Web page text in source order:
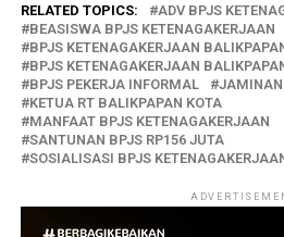
RELATED TOPICS:
ADV BPJS
BEASISWA BPJS KETENAGAKERJAAN
BPJS KETENAGAKERJAAN
BPJS KETENAGAKERJAAN
BPJS PEKERJA INFORMAL
JAMINAN
KETUA RT BALIKPAPAN KOTA
MANFAAT BPJS KETENAGAKERJAAN
SANTUNAN BPJS RP156 JUTA
SOSIALISASI BPJS